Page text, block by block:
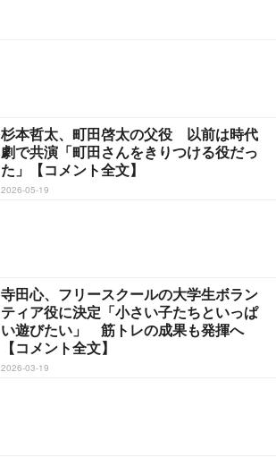
杉本哲太、町田啓太の父役 以前は時代
劇で共演「町田さんをきりつける役だっ
た」【コメント全文】
2026-05-19
寺田心、フリースクールの大学生ボラン
ティア役に決定「小さい子たちといっぱ
い遊びたい」 筋トレの成果も発揮へ
【コメント全文】
2026-03-19